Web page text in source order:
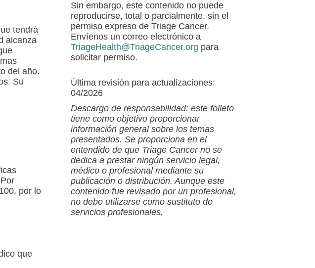
tendrá
alcanza
del año.
Su
por lo
que
Sin embargo, este contenido no puede
reproducirse, total o parcialmente, sin el
permiso expreso de Triage Cancer.
Envíenos un correo electrónico a
TriageHealth@TriageCancer.org para
solicitar permiso.
Última revisión para actualizaciones:
04/2026
Descargo de responsabilidad: este folleto
tiene como objetivo proporcionar
información general sobre los temas
presentados. Se proporciona en el
entendido de que Triage Cancer no se
dedica a prestar ningún servicio legal,
médico o profesional mediante su
publicación o distribución. Aunque este
contenido fue revisado por un profesional,
no debe utilizarse como sustituto de
servicios profesionales.